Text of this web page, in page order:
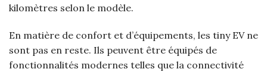
kilomètres selon le modèle.
En matière de confort et d’équipements, les tiny EV ne
sont pas en reste. Ils peuvent être équipés de
fonctionnalités modernes telles que la connectivité